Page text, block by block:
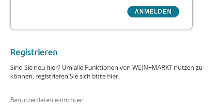
Registrieren
Sind Sie neu hier? Um alle Funktionen von WEIN+MARKT nutzen zu
können, registrieren Sie sich bitte hier.
Benutzerdaten einrichten